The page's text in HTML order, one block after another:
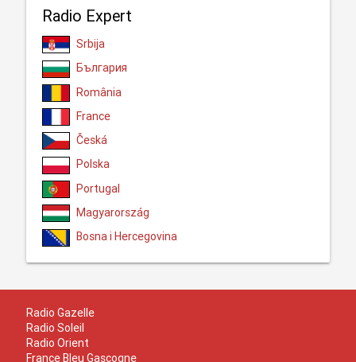
Radio Expert
Srbija
България
România
France
Česká
Polska
Portugal
Magyarország
Bosna i Hercegovina
Radio Gazelle
Radio Soleil
Radio Orient
France Bleu Gascogne